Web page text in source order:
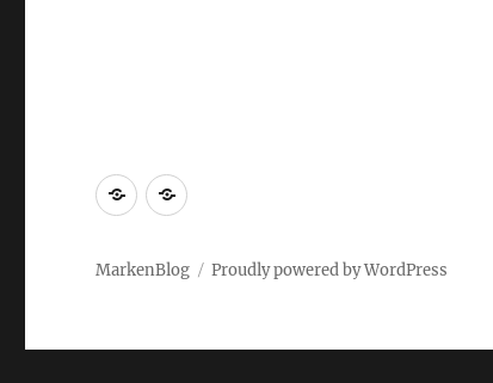
Markenrecherche
Gastbeiträge
MarkenBlog Proudly powered by WordPress